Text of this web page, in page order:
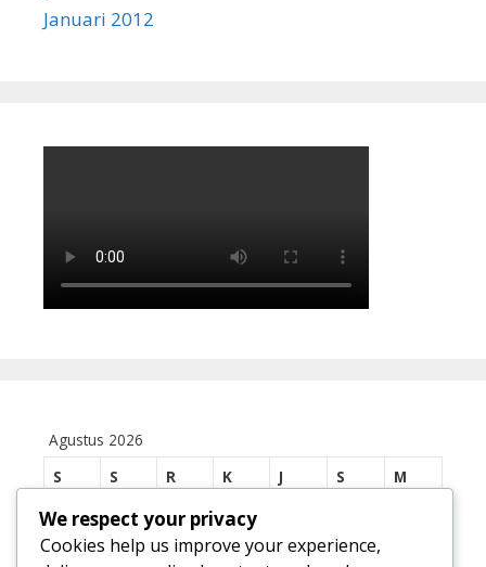
Januari 2012
Agustus 2026
S
S R K J S
M
3
4 5 6 8
We respect your privacy
Cookies help us improve your experience,